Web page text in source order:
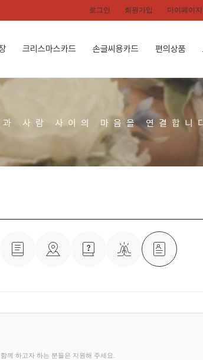
로그인 회원가입 마이페이지
크리스마스카드 손글씨용카드 편의상품
사람 사이의 마음을 연결합니
께 하고자 하는 분들은 지원해 주세요.